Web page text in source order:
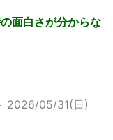
面白さが分からな
2026/05/31(日)